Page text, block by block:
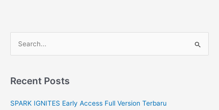
r
h
Recent Posts
SPARK IGNITES Early Access Full Version Terbaru